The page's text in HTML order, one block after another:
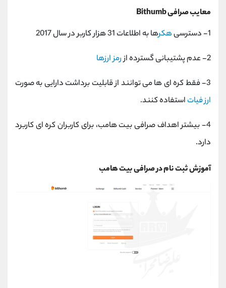
معایب صرافی Bithumb
1- دسترسی
هکرها به اطلاعات 31 هزار کاربر در سال 2017
2- عدم پشتیبانی گسترده از
رمز ارزها
3- فقط کره ای ها می توانند از قابلیت برداشت دارایی به صورت
ارز فیات استفاده کنند.
4- بیشتر اهداف صرافی بیت هامب، برای کاربران کره ای کاربرد
دارد.
آموزش ثبت نام در صرافی بیت هامب